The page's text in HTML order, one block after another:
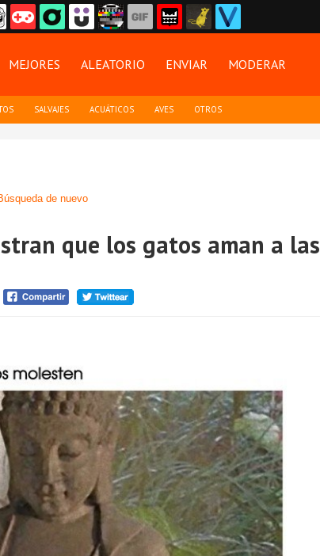
MEJORES ALEATORIO ENVIAR MODERAR
SALVAJES ACUÁTICOS AVES OTROS
de nuevo
que los gatos aman a las